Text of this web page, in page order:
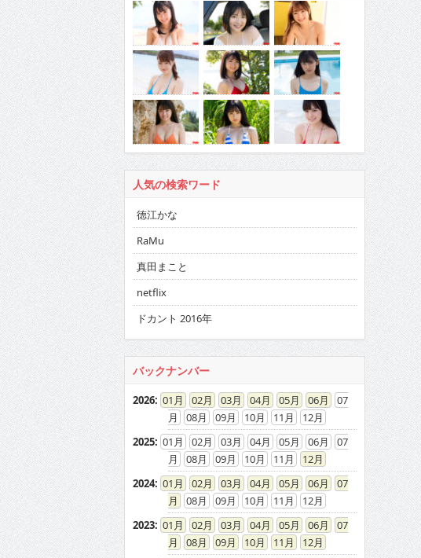
人気の検索ワード
徳江かな
RaMu
真田まこと
netflix
ドカント 2016年
バックナンバー
2026: 01 02 03 04 05 06
07
08
09 10 11
12
2025: 01 02 03 04 05 06
07
08
09 10 11
12
2024: 01 02 03 04 05 06
07
08
09 10 11
12
2023: 01 02 03 04 05 06
07
08
09 10 11
12